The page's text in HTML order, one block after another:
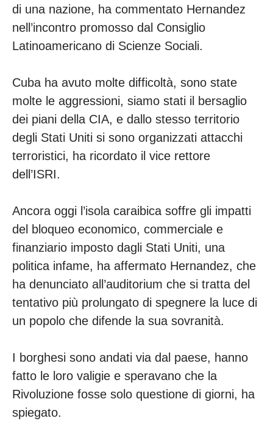
di una nazione, ha commentato Hernandez
nell’incontro promosso dal Consiglio
Latinoamericano di Scienze Sociali.
Cuba ha avuto molte difficoltà, sono state
molte le aggressioni, siamo stati il bersaglio
dei piani della CIA, e dallo stesso territorio
degli Stati Uniti si sono organizzati attacchi
terroristici, ha ricordato il vice rettore
dell’ISRI.
Ancora oggi l’isola caraibica soffre gli impatti
del bloqueo economico, commerciale e
finanziario imposto dagli Stati Uniti, una
politica infame, ha affermato Hernandez, che
ha denunciato all’auditorium che si tratta del
tentativo più prolungato di spegnere la luce di
un popolo che difende la sua sovranità.
I borghesi sono andati via dal paese, hanno
fatto le loro valigie e speravano che la
Rivoluzione fosse solo questione di giorni, ha
spiegato.